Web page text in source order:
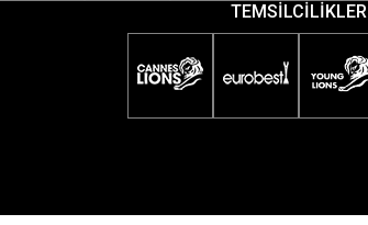
TEMSİLCİLİKLER